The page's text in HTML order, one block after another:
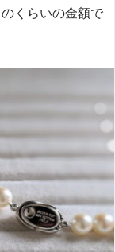
くらいの金額で